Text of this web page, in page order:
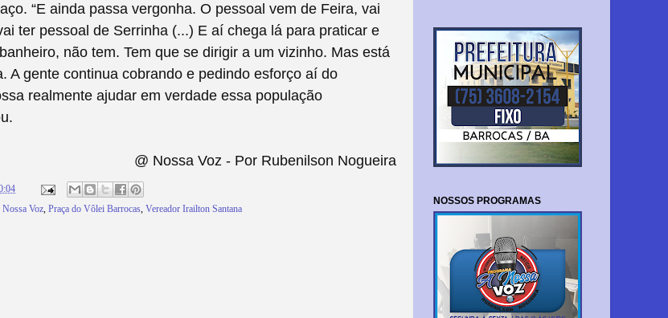
“E ainda passa vergonha. O pessoal vem de Feira, vai
ter pessoal de Serrinha (...) E aí chega lá para praticar e
não tem. Tem que se dirigir a um vizinho. Mas está
A gente continua cobrando e pedindo esforço aí do
realmente ajudar em verdade essa população
@ Nossa Voz - Por Rubenilson Nogueira
Nossa Voz, Praça do Vôlei Barrocas, Vereador Irailton Santana
NOSSOS PROGRAMAS